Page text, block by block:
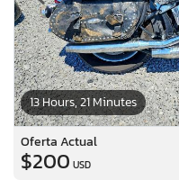
13 Hours, 21 Minutes
Oferta Actual
$200 USD